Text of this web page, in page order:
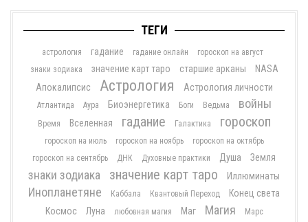
ТЕГИ
астрология гадание гадание онлайн
гороскоп на август
знаки зодиака
значение карт таро старшие арканы
NASA
Апокалипсис
Астрология Астрология личности
Атлантида Аура Биоэнергетика Боги Ведьма войны
Время Вселенная гадание Галактика гороскоп
гороскоп на июль гороскоп на ноябрь
гороскоп на октябрь
гороскоп на сентябрь
ДНК Духовные практики Душа Земля
знаки зодиака значение карт таро Иллюминаты
Инопланетяне Каббала Квантовый Переход
Конец света
Космос
Луна любовная магия Маг Магия
Марс